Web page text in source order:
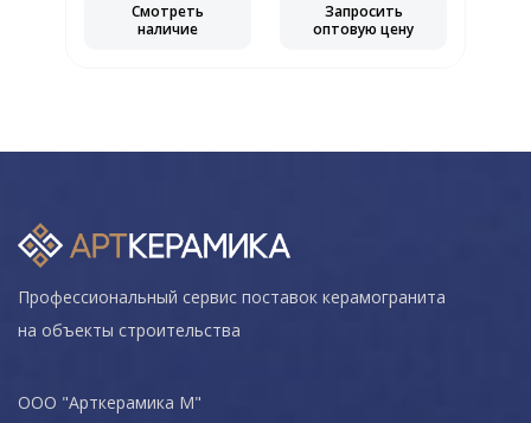
Смотреть
наличие
Запросить
оптовую цену
Профессиональный сервис поставок керамогранита
на объекты строительства
ООО "Арткерамика М"